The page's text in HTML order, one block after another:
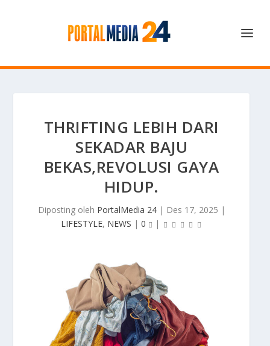
THRIFTING LEBIH DARI
SEKADAR BAJU
BEKAS,REVOLUSI GAYA
HIDUP.
Diposting oleh PortalMedia 24| Des 17, 2025 |
LIFESTYLE, NEWS | 0 |